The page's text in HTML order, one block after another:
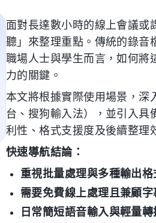
面對長達數小時的線上會議或
聽」來整理重點。傳統的錄音
職場人士與學生而言，如何將
力的關鍵。
本文將根據實際使用場景，深
台、搜狗輸入法），並引入
利性、格式支援度及後續整理
快速導航結論：
重視批量處理與多種輸出格
需要免費線上處理且兼顧字
日常簡短語音輸入與輕量轉